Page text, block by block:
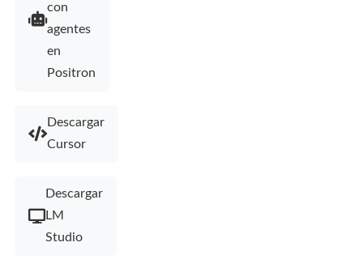
con
agentes
en
Positron
Descargar
Cursor
Descargar
LM
Studio